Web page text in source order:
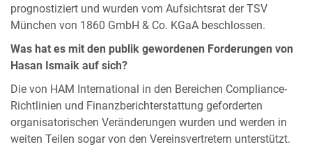
prognostiziert und wurden vom Aufsichtsrat der TSV
München von 1860 GmbH & Co. KGaA beschlossen.
Was hat es mit den publik gewordenen Forderungen von
Hasan Ismaik auf sich?
Die von HAM International in den Bereichen Compliance-
Richtlinien und Finanzberichterstattung geforderten
organisatorischen Veränderungen wurden und werden in
weiten Teilen sogar von den Vereinsvertretern unterstützt.